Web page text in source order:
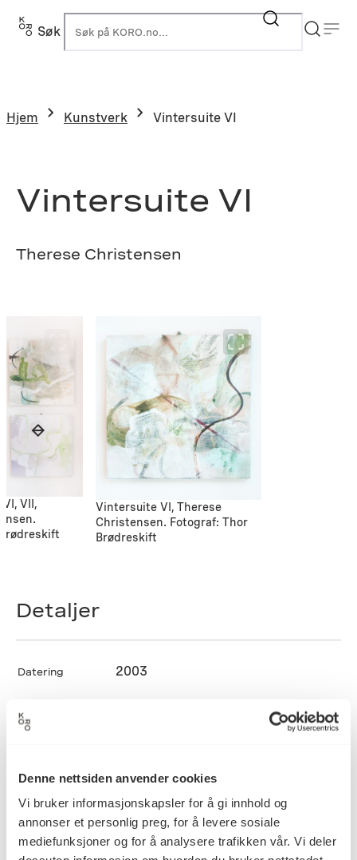
Denne nettsiden anvender cookies
Vi bruker informasjonskapsler for å gi innhold og
annonser et personlig preg, for å levere sosiale
mediefunksjoner og for å analysere trafikken vår. Vi deler
Hopp
Søk
Hjem Kunstverk Vintersuite VI
Vintersuite VI
Therese Christensen
VII,
Vintersuite VI, Therese
Christensen. Fotograf: Thor
Brødreskift
Detaljer
Datering 2003
Kategori Maleri